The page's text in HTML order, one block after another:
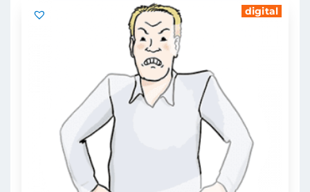
digital